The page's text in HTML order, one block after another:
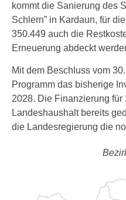
kommt die Sanierung des
Schlern” in Kardaun, für
350.449 auch die
Erneuerung abdeckt
Mit dem Beschluss vom
Programm das bisherige
2028. Die Finanzierung für
Landeshaushalt bereits
die Landesregierung die